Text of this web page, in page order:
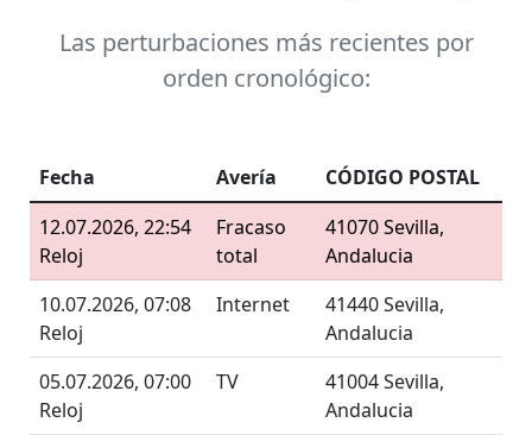
Las perturbaciones más recientes por
orden cronológico:
Fecha Avería
CÓDIGO POSTAL
12.07.2026, 22:54
Reloj
Fracaso
total
41070 Sevilla,
Andalucia
10.07.2026, 07:08
Reloj
Internet
41440 Sevilla,
Andalucia
05.07.2026, 07:00
Reloj
TV
41004 Sevilla,
Andalucia